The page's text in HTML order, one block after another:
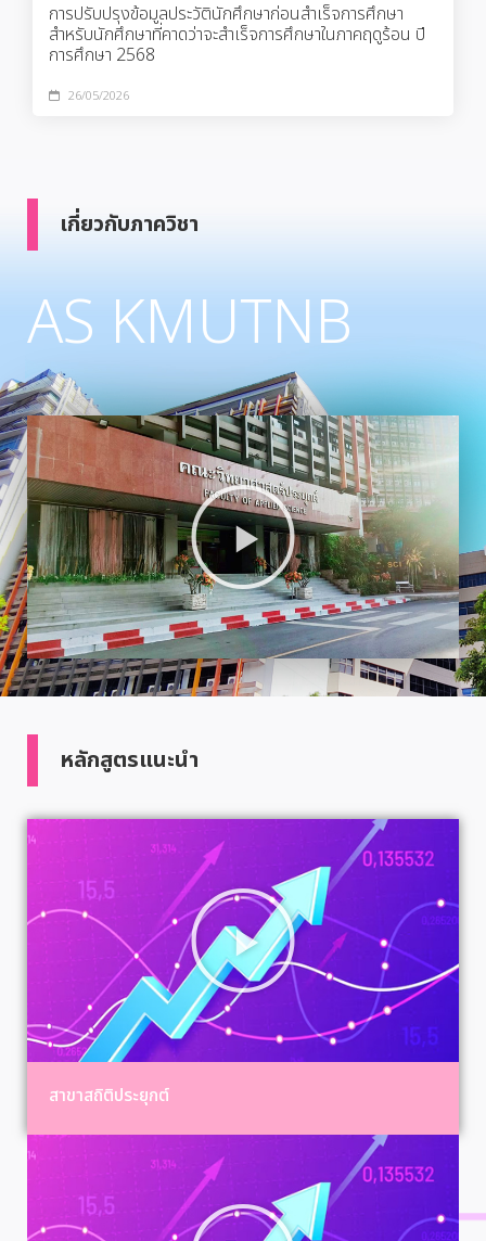
การปรับปรุงข้อมูลประวัตินักศึกษาก่อนสำเร็จการศึกษา
สำหรับนักศึกษาที่คาดว่าจะสำเร็จการศึกษาในภาคฤดูร้อน ปี
การศึกษา 2568
26/05/2026
เกี่ยวกับภาควิชา
AS KMUTNB
หลักสูตรแนะนำ
สาขาสถิติประยุกต์